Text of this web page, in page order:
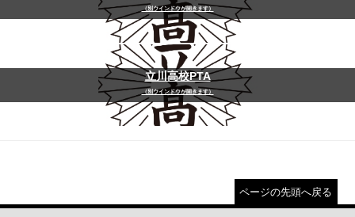
（別ウインドウが開きます）
立川高校PTA
（別ウインドウが開きます）
ページの先頭へ戻る